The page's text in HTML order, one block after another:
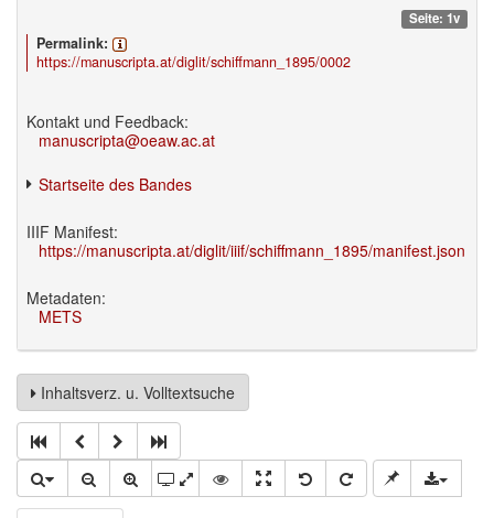
Seite: 1v
Permalink:
https://manuscripta.at/diglit/schiffmann_1895/0002
Kontakt und Feedback:
manuscripta@oeaw.ac.at
Startseite des Bandes
IIIF Manifest:
https://manuscripta.at/diglit/iiif/schiffmann_1895/manifest.json
Metadaten:
METS
Inhaltsverz. u. Volltextsuche